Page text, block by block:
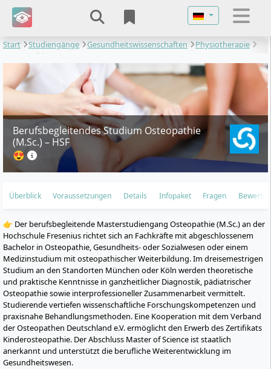
Sprache
Start Studiengänge Gesundheitswissenschaften
Physiotherapie
Osteopathie
Berufsbegleitendes Studium Osteopathie
(M.Sc.) – HSF
😍
Überblick Voraussetzungen Details Infopaket Fragen
👉 Der berufsbegleitende Masterstudiengang Osteopathie (M.Sc.) an der
Hochschule Fresenius richtet sich an Fachkräfte mit abgeschlossenem
Bachelor in Osteopathie, Gesundheits- oder Sozialwesen oder einem
Medizinstudium mit osteopathischer Weiterbildung. Im dreisemestrigen
Studium an den Standorten München oder Köln werden theoretische
und praktische Kenntnisse in ganzheitlicher Diagnostik, pädiatrischer
Osteopathie sowie interprofessioneller Zusammenarbeit vermittelt.
Studierende vertiefen wissenschaftliche Forschungskompetenzen und
praxisnahe Behandlungsmethoden. Eine Kooperation mit dem Verband
der Osteopathen Deutschland e.V. ermöglicht den Erwerb des Zertifikats
Kinderosteopathie. Der Abschluss Master of Science ist staatlich
anerkannt und unterstützt die berufliche Weiterentwicklung im
Gesundheitswesen.